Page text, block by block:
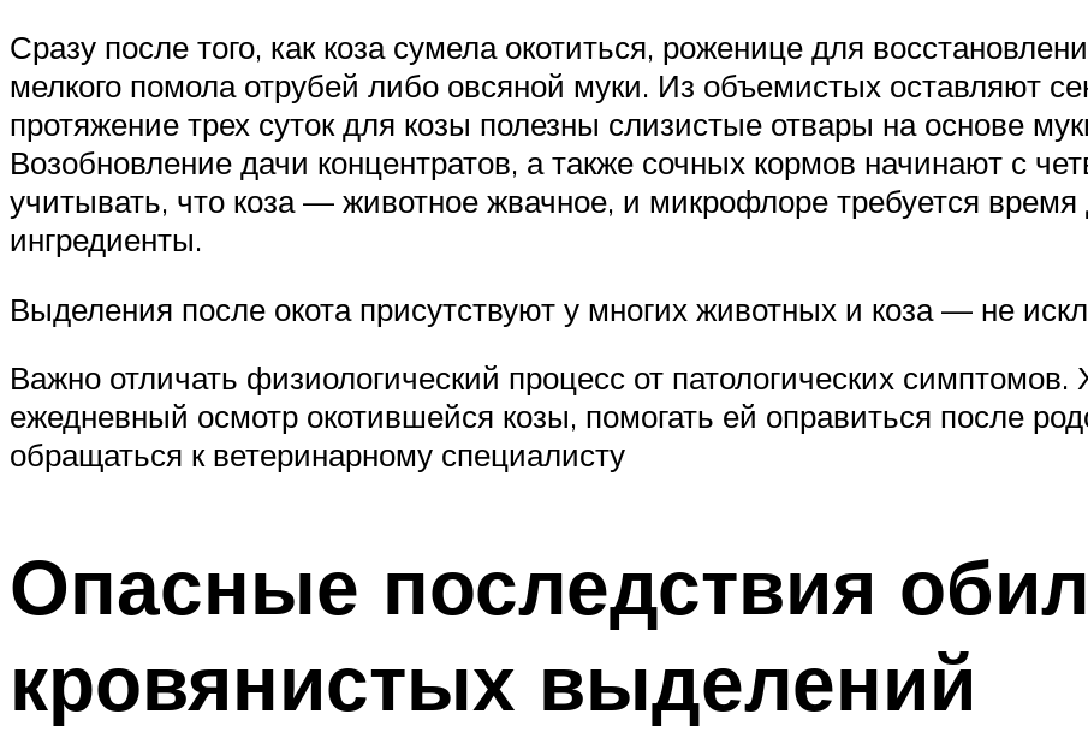
Сразу после того, как коза сумела окотиться, роженице для
мелкого помола отрубей либо овсяной муки. Из объемистых оставляют
протяжение трех суток для козы полезны слизистые отвары на основе
Возобновление дачи концентратов, а также сочных кормов начинают с
учитывать, что коза — животное жвачное, и микрофлоре требуется
ингредиенты.
Выделения после окота присутствуют у многих животных и коза — не
Важно отличать физиологический процесс от патологических симптомов.
ежедневный осмотр окотившейся козы, помогать ей оправиться после
обращаться к ветеринарному специалисту
Опасные последствия
кровянистых выделений